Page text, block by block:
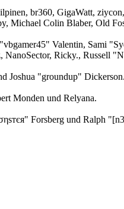
br360, GigaWatt,
Michael Colin Blaber, Old
Valentin, Sami
NanoSector, Ricky., Russell
Joshua "groundup" Dickerson.
Monden und Relyana.
Forsberg und Ralph